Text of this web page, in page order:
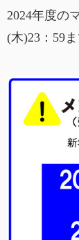
2024年度の
(木)23：59ま